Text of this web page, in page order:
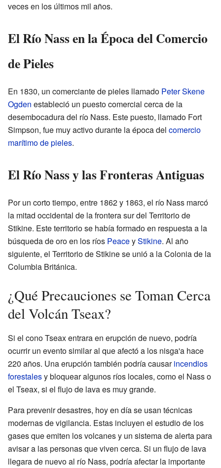
veces en los últimos mil años.
El Río Nass en la Época del Comercio
de Pieles
En 1830, un comerciante de pieles llamado Peter Skene
Ogden estableció un puesto comercial cerca de la
desembocadura del río Nass. Este puesto, llamado Fort
Simpson, fue muy activo durante la época del comercio
marítimo de pieles.
El Río Nass y las Fronteras Antiguas
Por un corto tiempo, entre 1862 y 1863, el río Nass marcó
la mitad occidental de la frontera sur del Territorio de
Stikine. Este territorio se había formado en respuesta a la
búsqueda de oro en los ríos PeaceyStikine. Al año
siguiente, el Territorio de Stikine se unió a la Colonia de la
Columbia Británica.
¿Qué Precauciones se Toman Cerca
del Volcán Tseax?
Si el cono Tseax entrara en erupción de nuevo, podría
ocurrir un evento similar al que afectó a los nisga'a hace
220 años. Una erupción también podría causarincendios
forestalesy bloquear algunos ríos locales, como el Nass o
el Tseax, si el flujo de lava es muy grande.
Para prevenir desastres, hoy en día se usan técnicas
modernas de vigilancia. Estas incluyen el estudio de los
gases que emiten los volcanes y un sistema de alerta para
avisar a las personas que viven cerca. Si un flujo de lava
llegara de nuevo al río Nass, podría afectar la importante